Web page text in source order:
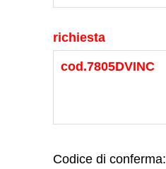
richiesta
Codice di conferma: